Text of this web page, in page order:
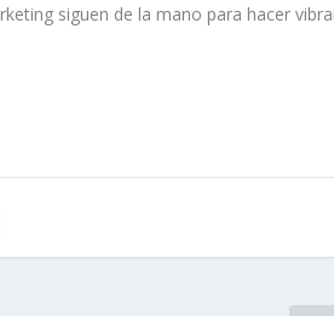
siguen de la mano para hacer